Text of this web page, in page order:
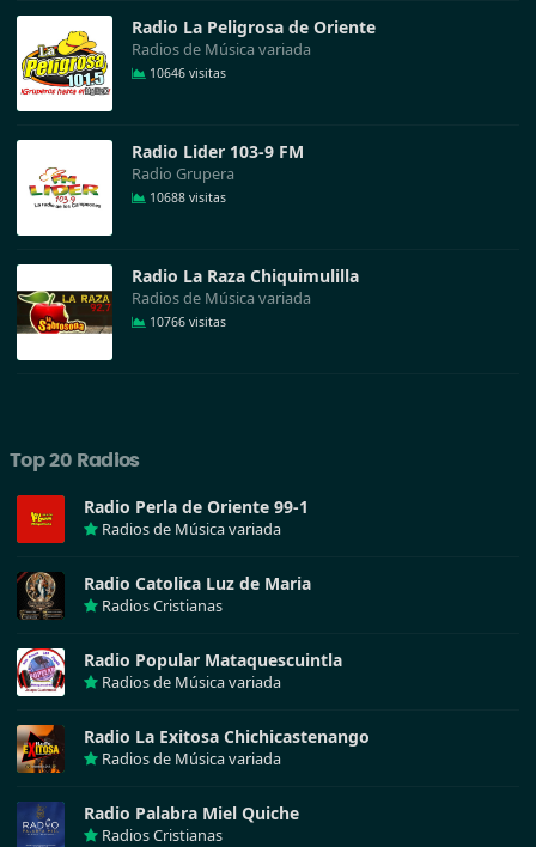
Radio La Peligrosa de Oriente
Radios de Música variada
10646 visitas
Radio Lider 103-9 FM
Radio Grupera
10688 visitas
Radio La Raza Chiquimulilla
Radios de Música variada
10766 visitas
Top 20 Radios
Radio Perla de Oriente 99-1
Radios de Música variada
Radio Catolica Luz de Maria
Radios Cristianas
Radio Popular Mataquescuintla
Radios de Música variada
Radio La Exitosa Chichicastenango
Radios de Música variada
Radio Palabra Miel Quiche
Radios Cristianas